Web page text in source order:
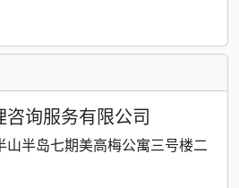
询服务有限公司
山半岛七期美高梅公寓三号楼二